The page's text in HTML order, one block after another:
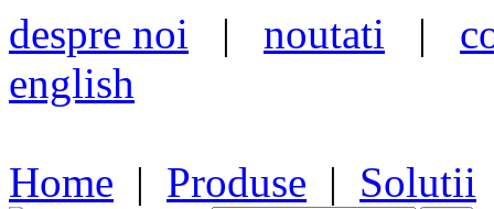
despre noi | noutati |
english
Home | Produse | Solutii